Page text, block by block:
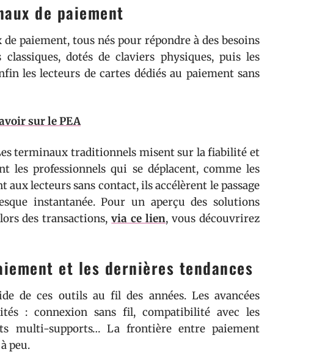
de paiement
paiement, tous nés pour répondre à des besoins
dotés de claviers physiques, puis les
les lecteurs de cartes dédiés au paiement sans
sur le PEA
terminaux traditionnels misent sur la fiabilité et
les professionnels qui se déplacent, comme les
lecteurs sans contact, ils accélèrent le passage
instantanée. Pour un aperçu des solutions
des transactions,via ce lien, vous découvrirez
et les dernières tendances
de ces outils au fil des années. Les avancées
: connexion sans fil, compatibilité avec les
multi-supports… La frontière entre paiement
peu.